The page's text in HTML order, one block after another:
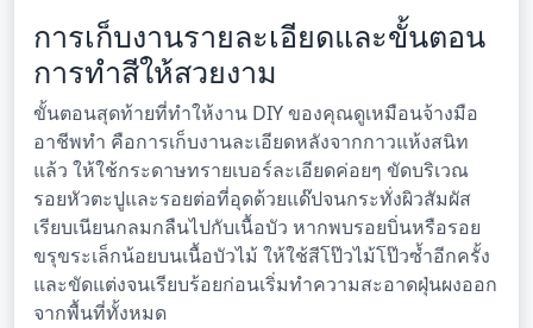
การเก็บงานรายละเอียดและขั้นตอน
การทำสีให้สวยงาม
ขั้นตอนสุดท้ายที่ทำให้งาน DIY ของคุณดูเหมือนจ้างมือ
อาชีพทำ คือการเก็บงานละเอียดหลังจากกาวแห้งสนิท
แล้ว ให้ใช้กระดาษทรายเบอร์ละเอียดค่อยๆ ขัดบริเวณ
รอยหัวตะปูและรอยต่อที่อุดด้วยแด๊ปจนกระทั่งผิวสัมผัส
เรียบเนียนกลมกลืนไปกับเนื้อบัว หากพบรอยบิ่นหรือรอย
ขรุขระเล็กน้อยบนเนื้อบัวไม้ ให้ใช้สีโป๊วไม้โป๊วซ้ำอีกครั้ง
และขัดแต่งจนเรียบร้อยก่อนเริ่มทำความสะอาดฝุ่นผงออก
จากพื้นที่ทั้งหมด